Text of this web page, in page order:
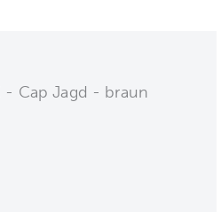
- Cap Jagd - braun